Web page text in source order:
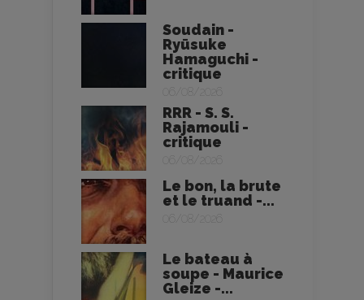
Soudain -
Ryūsuke
Hamaguchi -
critique
06/08/2026
RRR - S. S.
Rajamouli -
critique
06/08/2026
Le bon, la brute
et le truand -...
06/08/2026
Le bateau à
soupe - Maurice
Gleize -...